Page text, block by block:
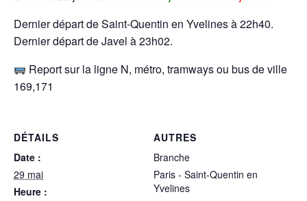
Dernier départ de Saint-Quentin en Yvelines à 22h40.
Dernier départ de Javel à 23h02.
Report sur la ligne N, métro, tramways ou bus de ville
169,171
DÉTAILS
Date :
29 mai
Heure :
AUTRES
Branche
Paris - Saint-Quentin en
Yvelines